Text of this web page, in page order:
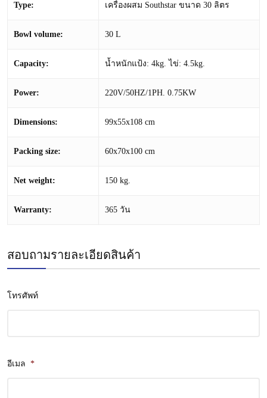
Type: เครื่องผสม Southstar ขนาด 30 ลิตร
Bowl volume: 30 L
Capacity: น้ำหนักแป้ง: 4kg. ไข่: 4.5kg.
Power: 220V/50HZ/1PH. 0.75KW
Dimensions: 99x55x108 cm
Packing size: 60x70x100 cm
Net weight: 150 kg.
Warranty: 365 วัน
สอบถามรายละเอียดสินค้า
โทรศัพท์
อีเมล *